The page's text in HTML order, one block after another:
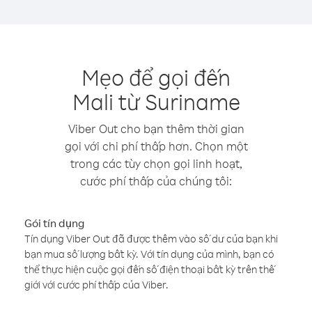
Mẹo để gọi đến
Mali từ Suriname
Viber Out cho bạn thêm thời gian
gọi với chi phí thấp hơn. Chọn một
trong các tùy chọn gọi linh hoạt,
cước phí thấp của chúng tôi:
Gói tín dụng
Tín dụng Viber Out đã được thêm vào số dư của bạn khi
bạn mua số lượng bất kỳ. Với tín dụng của mình, bạn có
thể thực hiện cuộc gọi đến số điện thoại bất kỳ trên thế
giới với cước phí thấp của Viber.